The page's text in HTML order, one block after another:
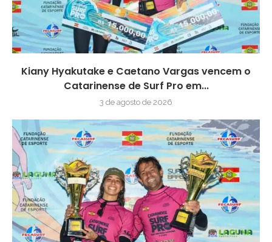
Kiany Hyakutake e Caetano Vargas vencem o
Catarinense de Surf Pro em...
3 de agosto de 2026